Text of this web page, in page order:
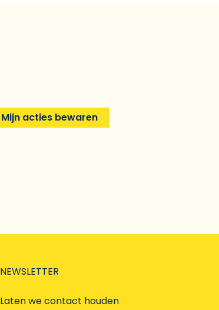
Mijn acties bewaren
NEWSLETTER
Laten we contact houden